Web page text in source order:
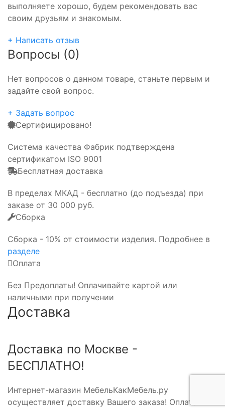
выполняете хорошо, будем рекомендовать вас
своим друзьям и знакомым.
+ Написать отзыв
Вопросы (0)
Нет вопросов о данном товаре, станьте первым и
задайте свой вопрос.
+ Задать вопрос
Сертифицировано!
Система качества Фабрик подтверждена
сертификатом ISO 9001
Бесплатная доставка
В пределах МКАД - бесплатно (до подъезда) при
заказе от 30 000 руб.
Сборка
Сборка - 10% от стоимости изделия. Подробнее в
разделе
Оплата
Без Предоплаты! Оплачивайте картой или
наличными при получении
Доставка
Доставка по Москве -
БЕСПЛАТНО!
Интернет-магазин МебельКакМебель.ру
осуществляет доставку Вашего заказа! Оплата